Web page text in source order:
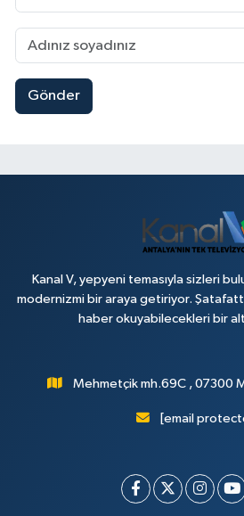
Gönder
Kanal V, yepyeni temasıyla sizleri
modernizmi bir araya getiriyor.
haber okuyabilecekleri bir
Mehmetçik mh.69C , 07300
[email